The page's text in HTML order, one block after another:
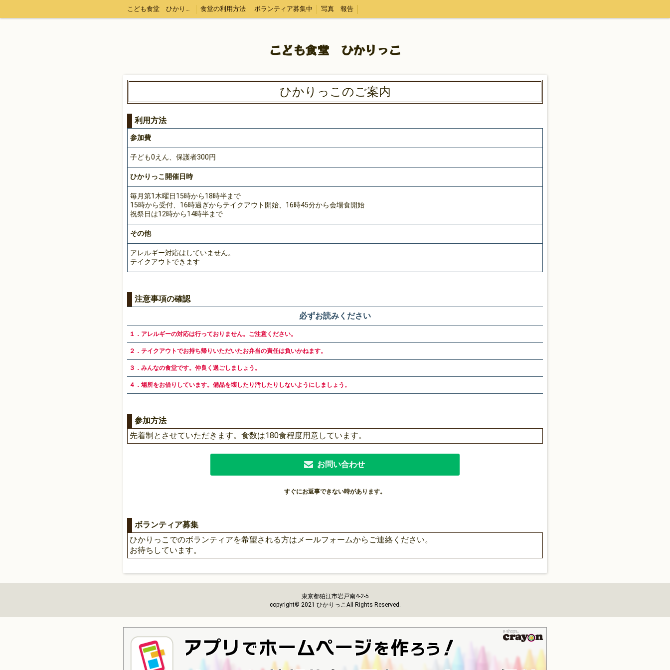
こども食堂 ひかりっこ 狛江市 食堂の利用方法 ボランティア募集中 写真 報告
こども食堂 ひかりっこ
ひかりっこのご案内
利用方法
参加費
子ども0えん、保護者300円
ひかりっこ開催日時
毎月第1木曜日15時から18時半まで
15時から受付、16時過ぎからテイクアウト開始、16時45分から会場食開始
祝祭日は12時から14時半まで
その他
アレルギー対応はしていません。
テイクアウトできます
注意事項の確認
必ずお読みください
１．アレルギーの対応は行っておりません。ご注意ください。
２．テイクアウトでお持ち帰りいただいたお弁当の責任は負いかねます。
３．みんなの食堂です。仲良く過ごしましょう。
４．場所をお借りしています。備品を壊したり汚したりしないようにしましょう。
参加方法
先着制とさせていただきます。食数は180食程度用意しています。
お問い合わせ
すぐにお返事できない時があります。
ボランティア募集
ひかりっこでのボランティアを希望される方はメールフォームからご連絡ください。
お待ちしています。
東京都狛江市岩戸南4-2-5
copyright© 2021 ひかりっこAll Rights Reserved.